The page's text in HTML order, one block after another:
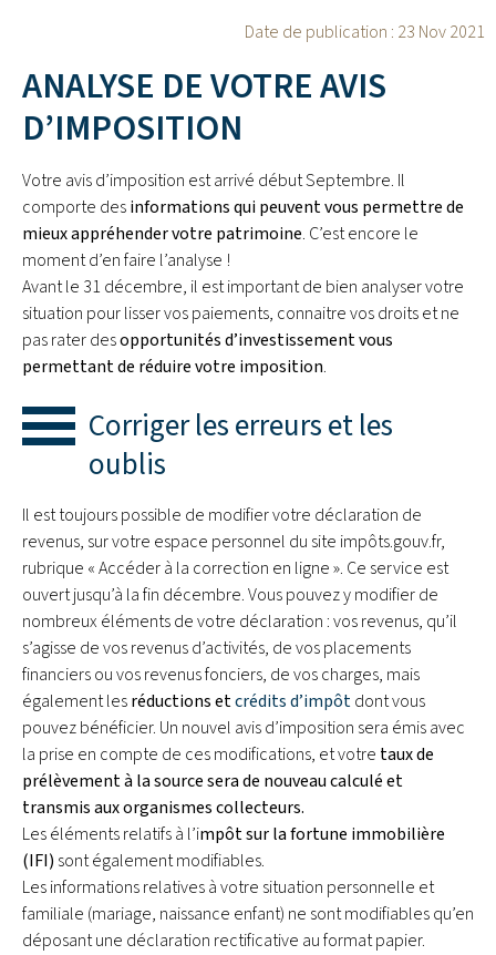
Date de publication : 23 Nov 2021
ANALYSE DE VOTRE AVIS
D’IMPOSITION
Votre avis d’imposition est arrivé début Septembre. Il
comporte desinformations qui peuvent vous permettre de
mieux appréhender votre patrimoine. C’est encore le
moment d’en faire l’analyse !
Avant le 31 décembre, il est important de bien analyser votre
situation pour lisser vos paiements, connaitre vos droits et ne
pas rater desopportunités d’investissement vous
permettant de réduire votre imposition.
Corriger les erreurs et les
oublis
Il est toujours possible de modifier votre déclaration de
revenus, sur votre espace personnel du site impôts.gouv.fr,
rubrique « Accéder à la correction en ligne ». Ce service est
ouvert jusqu’à la fin décembre. Vous pouvez y modifier de
nombreux éléments de votre déclaration : vos revenus, qu’il
s’agisse de vos revenus d’activités, de vos placements
financiers ou vos revenus fonciers, de vos charges, mais
également lesréductions etcrédits d’impôtdont vous
pouvez bénéficier. Un nouvel avis d’imposition sera émis avec
la prise en compte de ces modifications, et votre taux de
prélèvement à la source sera de nouveau calculé et
transmis aux organismes collecteurs.
Les éléments relatifs à l’impôt sur la fortune immobilière
(IFI) sont également modifiables.
Les informations relatives à votre situation personnelle et
familiale (mariage, naissance enfant) ne sont modifiables qu’en
déposant une déclaration rectificative au format papier.